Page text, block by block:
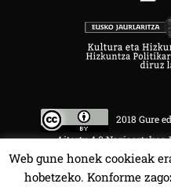
2018 Gure
Aitortu 4.0 Nazioartekoa
Web gune honek cookieak
hobetzeko. Konforme